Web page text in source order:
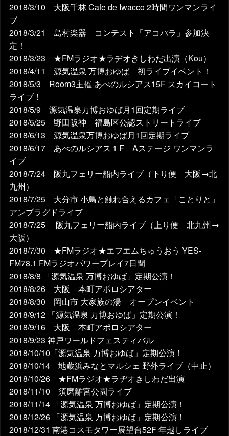
2018/3/10 大阪千林 Cafe de Iwacco 2時間ワンマンライ
ブ
2018/3/21 島村楽器 コンテスト「アコパラ」参加決
定！
2018/3/23 ★FMラジオ★ラヂオきしわだ出演（Kou）
2018/4/11 源気温泉 万博おゆば 初ライブイベント！
2018/5/3 Room3主催 あべのルシアス15F スカイコート
ライブ！
2018/5/9 源気温泉万博おゆば月1回定期ライブ
2018/5/25 野田阪神 福島区公認ストリートライブ
2018/6/13 源気温泉万博おゆば月1回定期ライブ
2018/6/17 あべのルシアス１F Aステージ ワンマンラ
イブ
2018/7/24 阪九フェリー船内ライブ（下り便 大阪→北
九州）
2018/7/25 大分市 小鳥と触れ合えるカフェ「ことりと」
アンプラグドライブ
2018/7/25 阪九フェリー船内ライブ（上り便 北九州→
大阪）
2018/7/30 ★FMラジオ★エフエムちゅうおう YES-
FM78.1 FMラジオパワープレイ7日間
2018/8/8 「源気温泉 万博おゆば」定期公演！
2018/8/26 大阪 本町アポロシアター
2018/8/30 岡山市 大家族の湯 オープンイベント
2018/9/12 「源気温泉 万博おゆば」定期公演！
2018/9/16 大阪 本町アポロシアター
2018/9/23 神戸ワールドフェスティバル
2018/10/10「源気温泉 万博おゆば」定期公演！
2018/10/14 地蔵浜みなとマルシェ 野外ライブ（中止）
2018/10/26 ★FMラジオ★ラヂオきしわだ出演
2018/11/10 須磨離宮公園ライブ
2018/11/14 「源気温泉 万博おゆば」定期公演！
2018/12/26 「源気温泉 万博おゆば」定期公演！
2018/12/31 南港コスモタワー展望台52F 年越しライブ